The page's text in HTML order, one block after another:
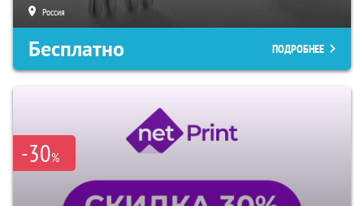
Россия
Бесплатно ПОДРОБНЕЕ
-30%